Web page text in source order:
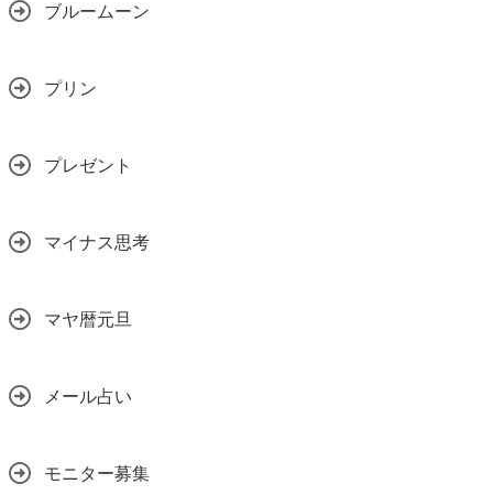
ブルームーン
プリン
プレゼント
マイナス思考
マヤ暦元旦
メール占い
モニター募集